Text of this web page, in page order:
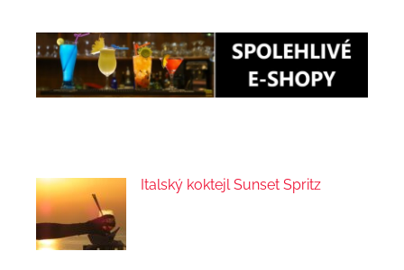
Italský koktejl Sunset Spritz